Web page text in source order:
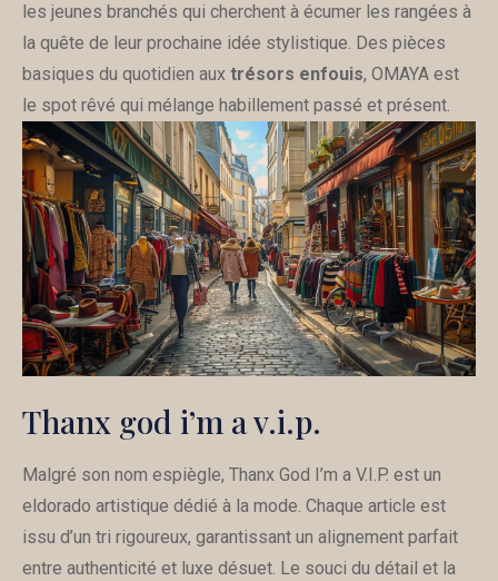
les jeunes branchés qui cherchent à écumer les rangées à
la quête de leur prochaine idée stylistique. Des pièces
basiques du quotidien aux trésors enfouis, OMAYA est
le spot rêvé qui mélange habillement passé et présent.
Thanx god i’m a v.i.p.
Malgré son nom espiègle, Thanx God I’m a V.I.P. est un
eldorado artistique dédié à la mode. Chaque article est
issu d’un tri rigoureux, garantissant un alignement parfait
entre authenticité et luxe désuet. Le souci du détail et la